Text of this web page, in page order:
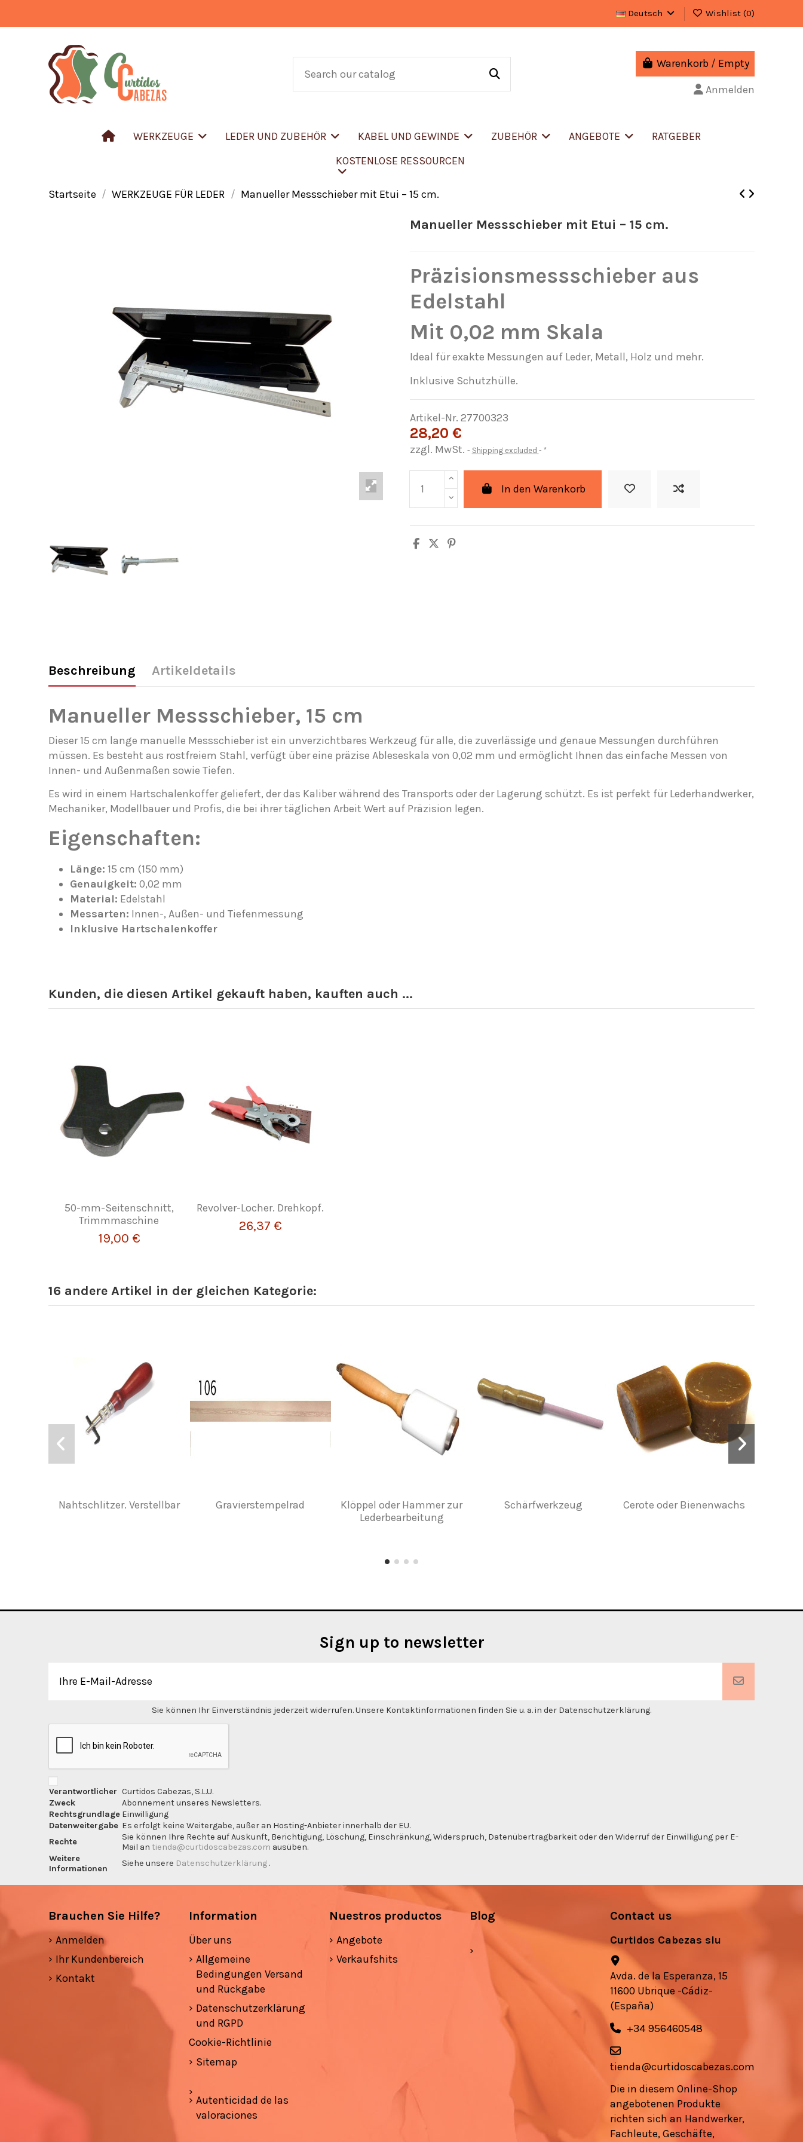
Deutsch Wishlist (0)
Warenkorb / Empty
Anmelden
WERKZEUGE LEDER UND ZUBEHÖR KABEL UND GEWINDE ZUBEHÖR ANGEBOTE
RATGEBER
KOSTENLOSE RESSOURCEN
Startseite WERKZEUGE FÜR LEDER Manueller Messschieber mit Etui – 15 cm.
Manueller Messschieber mit Etui – 15 cm.
Präzisionsmessschieber aus
Edelstahl
Mit 0,02 mm Skala
Ideal für exakte Messungen auf Leder, Metall, Holz und mehr.
Inklusive Schutzhülle.
Artikel-Nr. 27700323
28,20 €
zzgl. MwSt. Shipping excluded *
In den Warenkorb
Beschreibung Artikeldetails
Manueller Messschieber, 15 cm
Dieser 15 cm lange manuelle Messschieber ist ein unverzichtbares Werkzeug für alle, die zuverlässige und genaue Messungen durchführen
müssen. Es besteht aus rostfreiem Stahl, verfügt über eine präzise Ableseskala von 0,02 mm und ermöglicht Ihnen das einfache Messen von
Innen- und Außenmaßen sowie Tiefen.
Es wird in einem Hartschalenkoffer geliefert, der das Kaliber während des Transports oder der Lagerung schützt. Es ist perfekt für Lederhandwerker,
Mechaniker, Modellbauer und Profis, die bei ihrer täglichen Arbeit Wert auf Präzision legen.
Eigenschaften:
Länge: 15 cm (150 mm)
Genauigkeit: 0,02 mm
Material: Edelstahl
Messarten: Innen-, Außen- und Tiefenmessung
Inklusive Hartschalenkoffer
Kunden, die diesen Artikel gekauft haben, kauften auch ...
50-mm-Seitenschnitt,
Trimmmaschine
19,00 €
Revolver-Locher. Drehkopf.
26,37 €
16 andere Artikel in der gleichen Kategorie:
Nahtschlitzer. Verstellbar Gravierstempelrad
Klöppel oder Hammer zur
Lederbearbeitung
Schärfwerkzeug Cerote oder Bienenwachs
Sign up to newsletter
Sie können Ihr Einverständnis jederzeit widerrufen. Unsere Kontaktinformationen finden Sie u. a. in der Datenschutzerklärung.
Verantwortlicher Curtidos Cabezas, S.L.U.
Zweck
Abonnement unseres Newsletters.
Rechtsgrundlage Einwilligung
Datenweitergabe Es erfolgt keine Weitergabe, außer an Hosting-Anbieter innerhalb der EU.
Rechte
Sie können Ihre Rechte auf Auskunft, Berichtigung, Löschung, Einschränkung, Widerspruch, Datenübertragbarkeit oder den Widerruf der Einwilligung per E-
Mail an tienda@curtidoscabezas.com ausüben.
Weitere
Informationen
Siehe unsere Datenschutzerklärung .
Brauchen Sie Hilfe?
Anmelden
Ihr Kundenbereich
Kontakt
Information
Über uns
Allgemeine
Bedingungen Versand
und Rückgabe
Datenschutzerklärung
und RGPD
Cookie-Richtlinie
Sitemap
Autenticidad de las
valoraciones
Nuestros productos
Angebote
Verkaufshits
Blog Contact us
Curtidos Cabezas slu
Avda. de la Esperanza, 15
11600 Ubrique -Cádiz-
(España)
+34 956460548
tienda@curtidoscabezas.com
Die in diesem Online-Shop
angebotenen Produkte
richten sich an Handwerker,
Fachleute, Geschäfte,